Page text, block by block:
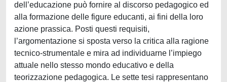
dell’educazione può fornire al discorso pedagogico ed
alla formazione delle figure educanti, ai fini della loro
azione prassica. Posti questi requisiti,
l’argomentazione si sposta verso la critica alla ragione
tecnico-strumentale e mira ad individuarne l’impiego
attuale nello stesso mondo educativo e della
teorizzazione pedagogica. Le sette tesi rappresentano